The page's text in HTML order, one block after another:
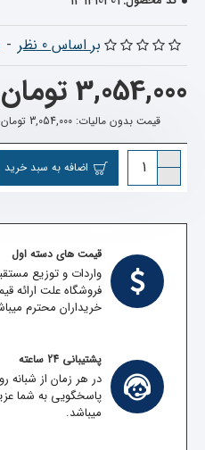
بر اساس 0 نظر -
3,054,000 تومان
قیمت بدون مالیات: 3,054,000 تومان
اضافه به سبد خرید
قیمت های دسته اول
واردات و توزیع
فروشگاه علت ارائه
خریداران محترم
پشتیبانی 24 ساعته
در هر زمان از شبانه
پاسخگویی به شما
میباشد.